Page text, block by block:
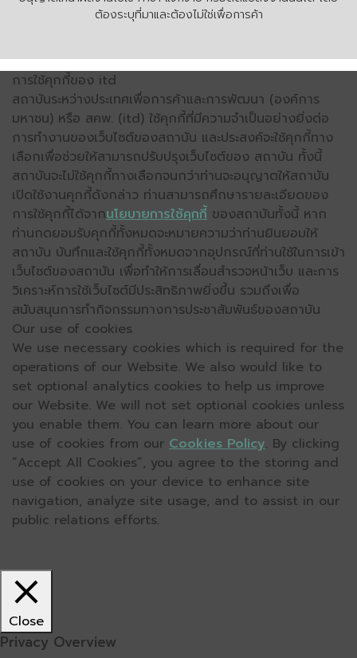
ต้องระบุที่มาและต้องไม่ใช่เพื่อการค้า
การใช้คุกกี้ของ itd
สถาบันระหว่างประเทศเพื่อการค้าและการพัฒนา (องค์การ
มหาชน) หรือ สคพ. (itd) ใช้คุกกี้ที่มีความจำเป็นอย่างยิ่งต่อ
การทำงานของเว็บไซต์ของสถาบัน และประสงค์จะใช้คุกกี้ทาง
เลือกเพื่อช่วยให้สามารถปรับปรุงเว็บไซต์ของ สถาบัน ทั้งนี้
สถาบันจะไม่ใช้คุกกี้ทางเลือกจนกว่าท่านจะอนุญาตให้สถาบัน
เปิดใช้งานคุกกี้ดังกล่าว ท่านสามารถศึกษารายละเอียดของ
การใช้คุกกี้ได้จากนโยบายการใช้คุกกี้ ของสถาบันทั้งนี้ หาก
ท่านกดยอมรับคุกกี้ทั้งหมดจะหมายความว่าท่านยินยอมให้
สถาบัน บันทึกและใช้คุกกี้ทั้งหมดจากอุปกรณ์ที่ท่านใช้ในการเข้า
เว็บไซต์ของสถาบัน เพื่อทำให้การเลื่อนสำรวจหน้าเว็บ และการ
วิเคราะห์การใช้เว็บไซต์มีประสิทธิภาพยิ่งขึ้น รวมถึงเพื่อ
สนับสนุนการทำกิจกรรมทางการประชาสัมพันธ์ของสถาบัน
Our use of cookies
We use necessary cookies which is required for the
operations of our Website. We also would like to
set optional analytics cookies to help us improve
our Website. We will not set optional cookies unless
you enable them. You can learn more about our
use of cookies from our Cookies Policy. By clicking
“Accept All Cookies”, you agree to the storing and
use of cookies on your device to enhance site
navigation, analyze site usage, and to assist in our
public relations efforts.
Close
Privacy Overview